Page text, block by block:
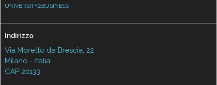
UNIVERSITY2BUSINESS
Indirizzo
Via Moretto da Brescia, 22
Milano - Italia
CAP 20133